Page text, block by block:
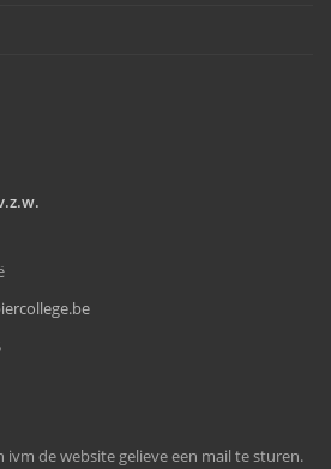
de website gelieve een mail te sturen.